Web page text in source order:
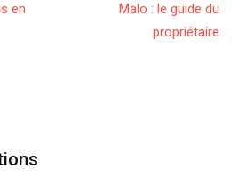
en
Malo : le guide du
propriétaire